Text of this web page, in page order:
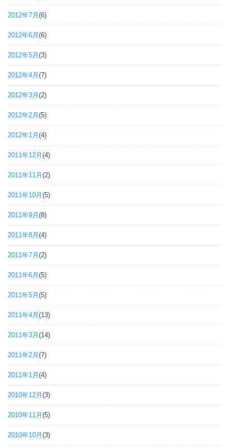
2012年7月 (6)
2012年6月 (6)
2012年5月 (3)
2012年4月 (7)
2012年3月 (2)
2012年2月 (5)
2012年1月 (4)
2011年12月 (4)
2011年11月 (2)
2011年10月 (5)
2011年9月 (8)
2011年8月 (4)
2011年7月 (2)
2011年6月 (5)
2011年5月 (5)
2011年4月 (13)
2011年3月 (14)
2011年2月 (7)
2011年1月 (4)
2010年12月 (3)
2010年11月 (5)
2010年10月 (3)